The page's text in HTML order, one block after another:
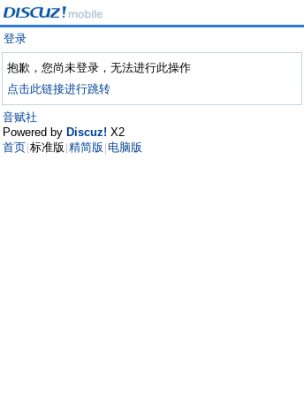
登录
抱歉，您尚未登录，无法进行此操作
点击此链接进行跳转
音赋社
Powered by Discuz! X2
首页 标准版 精简版 电脑版